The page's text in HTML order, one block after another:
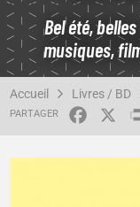
Bel été,
musiques,
FIL
D'ARIANE
Accueil Livres / BD